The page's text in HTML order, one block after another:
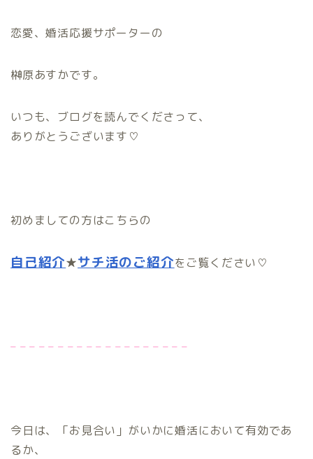
恋愛、婚活応援サポーターの
榊原あすかです。
いつも、ブログを読んでくださって、
ありがとうございます♡
初めましての方はこちらの
自己紹介★サチ活のご紹介をご覧ください♡
– – – – – – – – – – – – – – – – – – –
今日は、「お見合い」がいかに婚活において有効であ
るか、